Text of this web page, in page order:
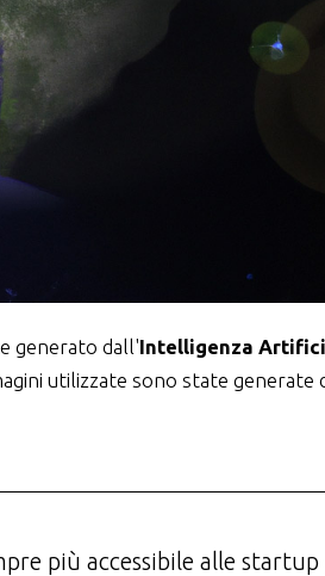
generato dall'Intelligenza
utilizzate sono state generate
più accessibile alle